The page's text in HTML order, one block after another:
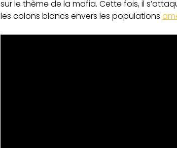
sur le thème de la mafia. Cette fois, il
les colons blancs envers les populations